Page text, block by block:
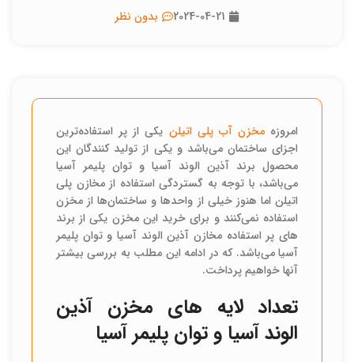
2024-04-21 بدون نظر
امروزهمخزن آب پلی اتیلن یکی از پر استفاده‌ترین
اجزای ساختمان می‌باشد و یکی از تولید کنندگان این
محصول برند آذین الوند آسیا و توان پلیمر آسیا
می‌باشد، با توجه به گستردگی استفاده از مخازن پلی
اتیلن اما هنوز خیلی از واحدها و ساختمان‌ها از مخزن
استفاده نمی‌کنند و برای خرید این مخزن یکی از برند
های پر استفاده مخازن آذین الوند آسیا و توان پلیمر
آسیا می‌باشد. که در ادامه این مطلب به بررسی بیشتر
آنها خواهیم پرداخت.
تعداد لایه های مخزن آذین
الوند آسیا و توان پلیمر آسیا